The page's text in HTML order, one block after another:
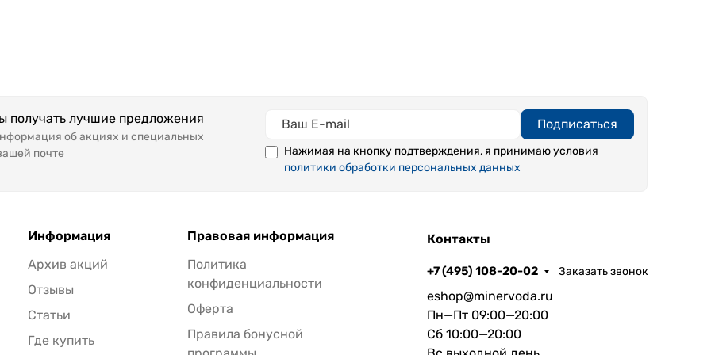
получать лучшие предложения
об акциях и специальных
почте
Подписаться
Нажимая на кнопку подтверждения, я принимаю условия
политики обработки персональных данных
Информация
Архив акций
Отзывы
Статьи
Где купить
Правовая информация
Политика
конфиденциальности
Оферта
Правила бонусной
Контакты
+7 (495) 108-20-02 Заказать звонок
eshop@minervoda.ru
Пн—Пт 09:00—20:00
Сб 10:00—20:00